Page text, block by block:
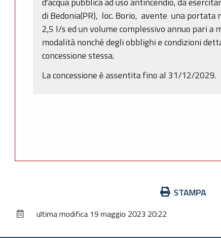
di Bedonia(PR), loc. Borio, avente una portata
2,5 l/s ed un volume complessivo annuo pari a
modalità nonché degli obblighi e condizioni
concessione stessa.
La concessione è assentita fino al 31/12/2029.
documento
STAMPA
ultima modifica 19 maggio 2023 20:22